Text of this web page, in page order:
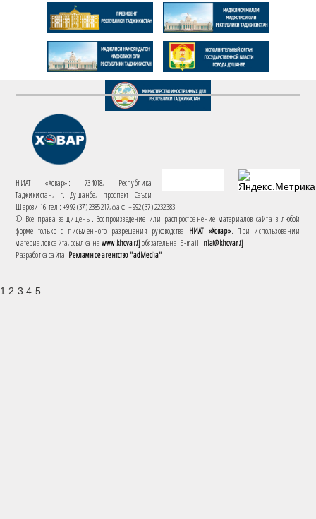
НИАТ «Ховар»: 734018, Республика
Таджикистан, г. Душанбе, проспект Саъди
Шерози 16. тел.: +992 (37) 2385217, факс: +992 (37) 2232383
© Все права защищены. Воспроизведение или распространение материалов сайта в любой
форме только с письменного разрешения руководства НИАТ «Ховар». При использовании
материалов сайта, ссылка наwww.khovar.tjобязательна. E-mail: niat@khovar.tj
Разработка сайта: Рекламное агентство "adMedia"
1 2 3 4 5